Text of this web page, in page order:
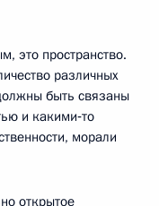
это пространство.
различных
быть связаны
и какими‑то
морали
открытое